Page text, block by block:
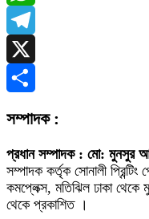
WhatsApp
Telegram
X
সম্পাদক :
প্রধান সম্পাদক : মো: মুনসুর
সম্পাদক কর্তৃক সোনালী
কমপ্লেক্স, মতিঝিল ঢাকা থেকে
থেকে প্রকাশিত ।